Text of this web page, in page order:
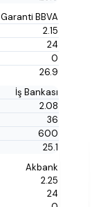
Garanti BBVA
2.15
24
0
26.9
İş Bankası
2.08
36
600
25.1
Akbank
2.25
24